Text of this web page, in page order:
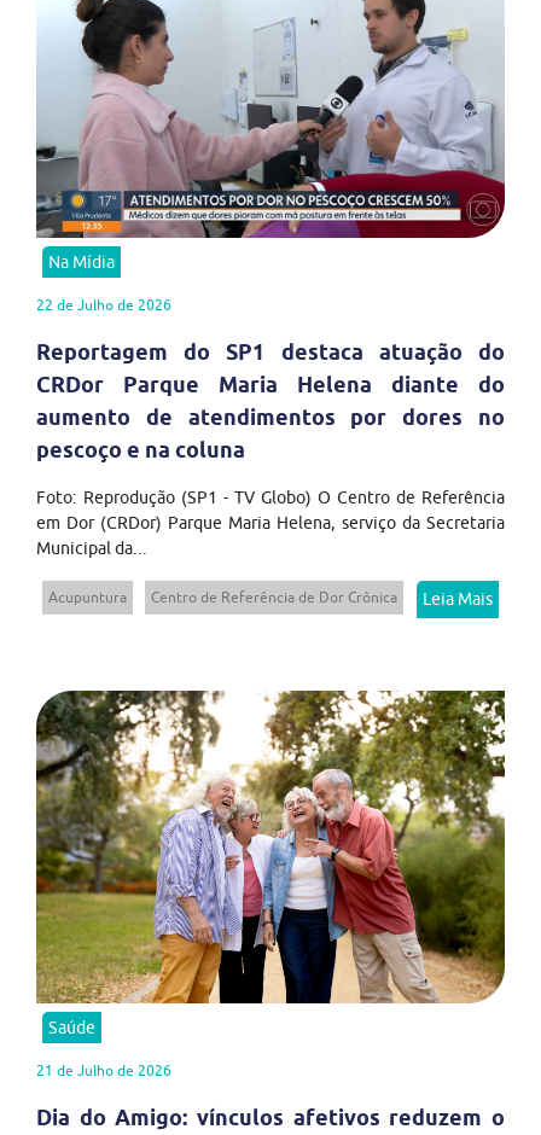
Na Mídia
22 de Julho de 2026
Reportagem do SP1 destaca atuação do
CRDor Parque Maria Helena diante do
aumento de atendimentos por dores no
pescoço e na coluna
Foto: Reprodução (SP1 - TV Globo) O Centro de Referência
em Dor (CRDor) Parque Maria Helena, serviço da Secretaria
Municipal da...
Acupuntura Centro de Referência de Dor Crônica Leia Mais
Saúde
21 de Julho de 2026
Dia do Amigo: vínculos afetivos reduzem o